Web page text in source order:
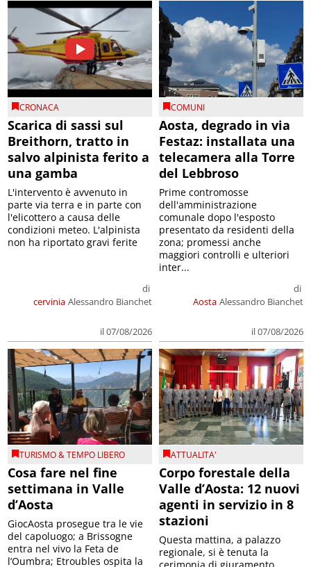
CRONACA
Scarica di sassi sul
Breithorn, tratto in
salvo alpinista ferito a
una gamba
cervinia
di
Alessandro Bianchet
il 07/08/2026
L'intervento è avvenuto in
parte via terra e in parte con
l'elicottero a causa delle
condizioni meteo. L'alpinista
non ha riportato gravi ferite
COMUNI
Aosta, degrado in via
Festaz: installata una
telecamera alla Torre
del Lebbroso
Aosta
di
Alessandro Bianchet
il 07/08/2026
Prime contromosse
dell'amministrazione
comunale dopo l'esposto
presentato da residenti della
zona; promessi anche
maggiori controlli e ulteriori
inter...
TURISMO & TEMPO LIBERO
Cosa fare nel fine
settimana in Valle
d’Aosta
GiocAosta prosegue tra le vie
del capoluogo; a Brissogne
entra nel vivo la Feta de
l’Oumbra; Etroubles ospita la
ATTUALITA'
Corpo forestale della
Valle d’Aosta: 12 nuovi
agenti in servizio in 8
stazioni
Questa mattina, a palazzo
regionale, si è tenuta la